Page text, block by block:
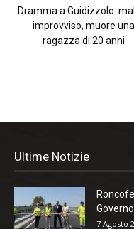
Dramma a Guidizzolo:
improvviso, muore una
ragazza di 20 anni
Ultime Notizie
7 Agosto